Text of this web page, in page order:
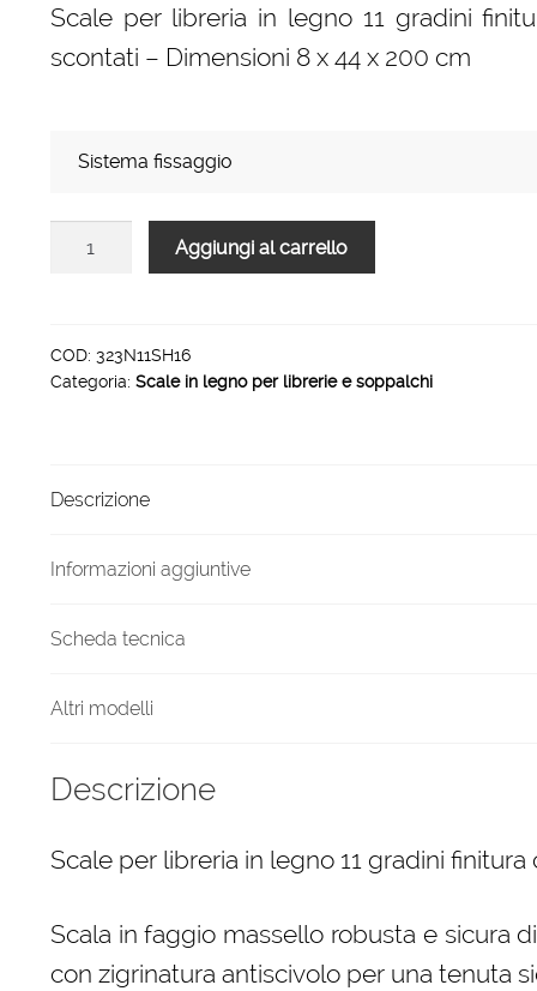
prezzo:
da
Scale per libreria in legno 11 gradini
scontati – Dimensioni 8 x 44 x 200 cm
Sistema fissaggio
legno
11
tinto
quantità
Aggiungi al carrello
COD: 323N11SH16
Categoria: Scale in legno per librerie e soppalchi
Descrizione
Informazioni aggiuntive
Scheda tecnica
Altri modelli
Descrizione
Scale per libreria in legno 11 gradini finitura
Scala in faggio massello robusta e sicura
con zigrinatura antiscivolo per una tenuta